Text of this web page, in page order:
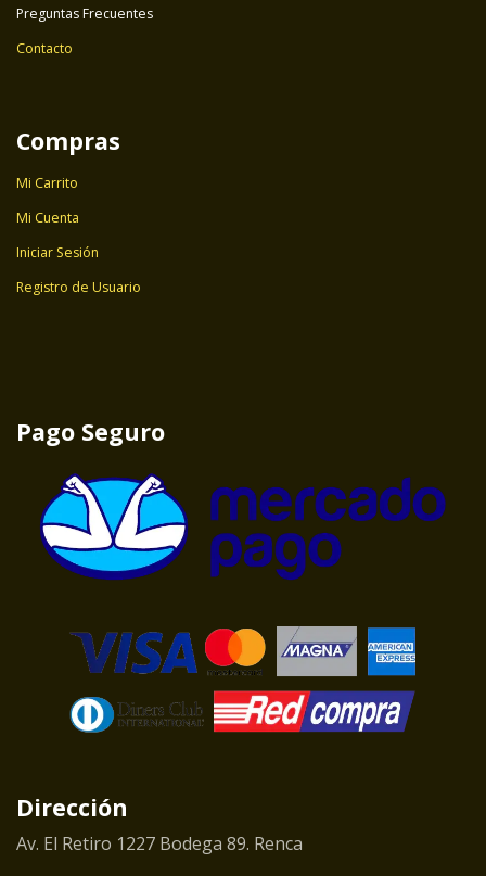
Preguntas Frecuentes
Contacto
Compras
Mi Carrito
Mi Cuenta
Iniciar Sesión
Registro de Usuario
Pago Seguro
Dirección
Av. El Retiro 1227 Bodega 89. Renca